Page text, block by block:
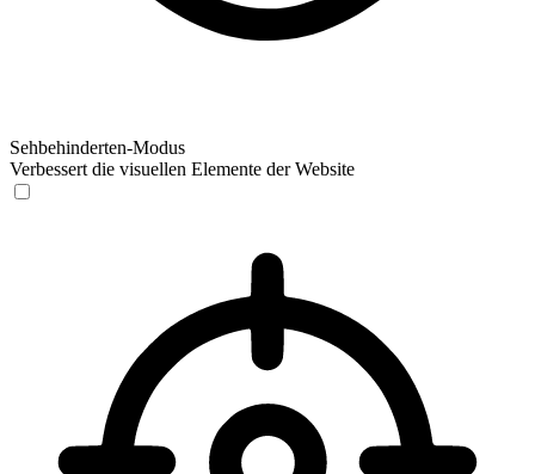
Sehbehinderten-Modus
Verbessert die visuellen Elemente der Website